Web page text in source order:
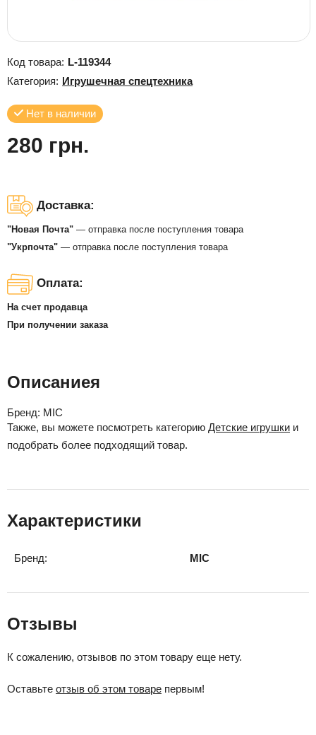
Код товара: L-119344
Категория: Игрушечная спецтехника
Нет в наличии
280 грн.
Доставка:
"Новая Почта" — отправка после поступления товара
"Укрпочта" — отправка после поступления товара
Оплата:
На счет продавца
При получении заказа
Описаниея
Бренд: MIC
Также, вы можете посмотреть категорию Детские игрушки и
подобрать более подходящий товар.
Характеристики
Бренд: MIC
Отзывы
К сожалению, отзывов по этом товару еще нету.
Оставьте отзыв об этом товаре первым!